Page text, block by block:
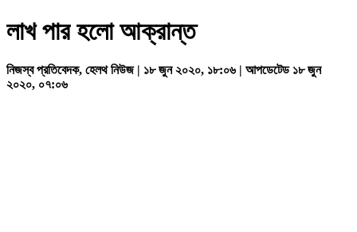
লাখ পার হলো আক্রান্ত
নিজস্ব প্রতিবেদক, হেলথ নিউজ | ১৮ জুন ২০২০, ১৮:০৬ | আপডেটেড ১৮ জুন
২০২০, ০৭:০৬